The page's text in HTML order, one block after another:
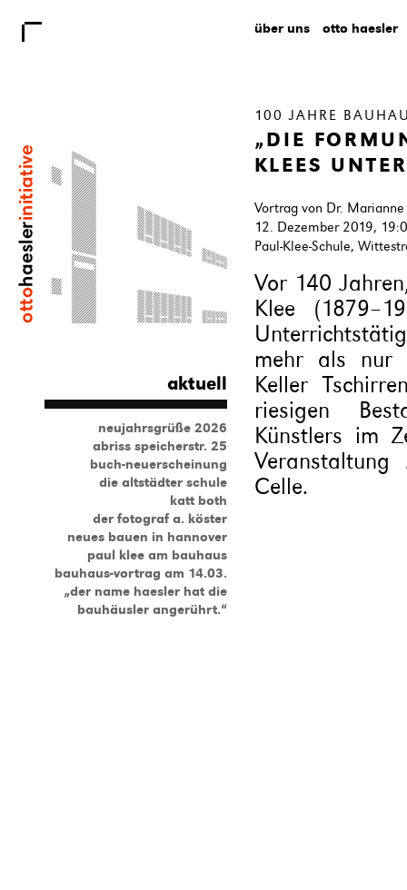
aktuell
neujahrsgrüße 2026
abriss speicherstr. 25
buch-neuerscheinung
die altstädter schule
katt both
der fotograf a. köster
neues bauen in hannover
paul klee am bauhaus
bauhaus-vortrag am 14.03.
„der name haesler hat die
bauhäusler angerührt.“
über uns otto haesler
100 JAHRE
„DIE
KLEES
Vortrag von Dr.
12. Dezember 2019,
Paul-Klee-Schule,
Vor 140
Klee
mehr als nur
Keller
riesigen
Künstlers im
Veranstaltung
Celle.